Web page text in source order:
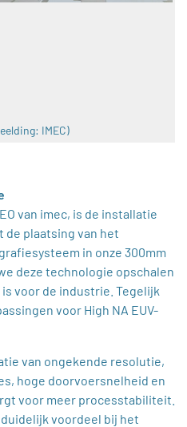
IMEC)
van imec, is de installatie
de plaatsing van het
in onze 300mm
deze technologie opschalen
voor de industrie. Tegelijk
voor High NA EUV-
van ongekende resolutie,
hoge doorvoersnelheid en
voor meer processtabiliteit.
voordeel bij het